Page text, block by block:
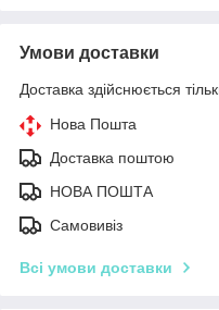
Умови доставки
Доставка здійснюється
Нова Пошта
Доставка поштою
НОВА ПОШТА
Самовивіз
Всі умови доставки